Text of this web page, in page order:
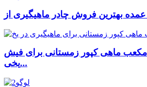
مکعب ماهی کپور زمستانی برای فیش
یخی...